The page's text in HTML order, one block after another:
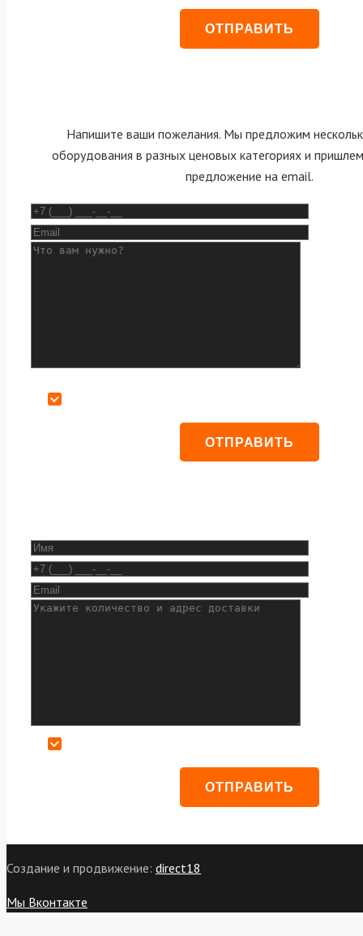
Напишите ваши пожелания. Мы предложим
оборудования в разных ценовых категориях и
предложение на email.
Создание и продвижение: direct18
Мы Вконтакте